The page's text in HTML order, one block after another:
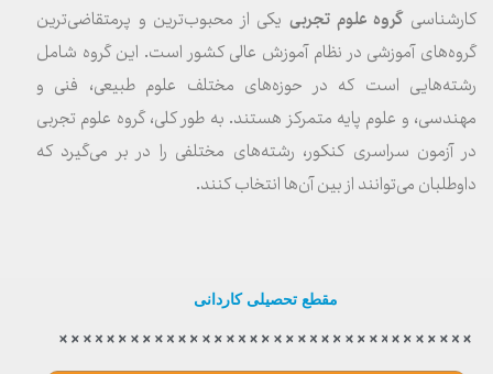
کارشناسیگروه علوم تجربییکی از محبوب‌ترین و پرمتقاضی‌ترین
گروه‌های آموزشی در نظام آموزش عالی کشور است. این گروه شامل
رشته‌هایی است که در حوزه‌های مختلف علوم طبیعی، فنی و
مهندسی، و علوم پایه متمرکز هستند. به طور کلی، گروه علوم تجربی
در آزمون سراسری کنکور، رشته‌های مختلفی را در بر می‌گیرد که
داوطلبان می‌توانند از بین آن‌ها انتخاب کنند.
مقطع تحصیلی کاردانی